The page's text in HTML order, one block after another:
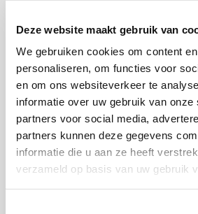
Deze website maakt gebruik van
We gebruiken cookies om content
personaliseren, om functies voor
en om ons websiteverkeer te
informatie over uw gebruik van onze
partners voor social media,
partners kunnen deze gegevens
informatie die u aan ze heeft
verzameld op basis van uw gebruik